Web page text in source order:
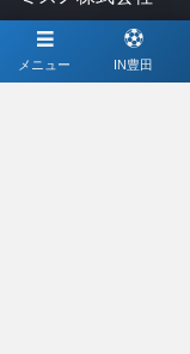
メニュー IN豊田